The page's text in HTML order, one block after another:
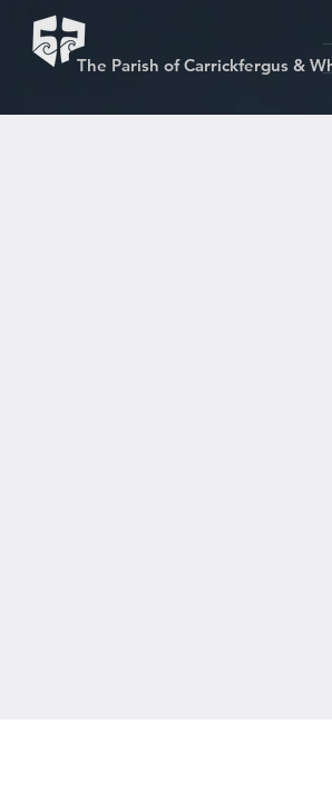
The Parish of Carrickfergus &